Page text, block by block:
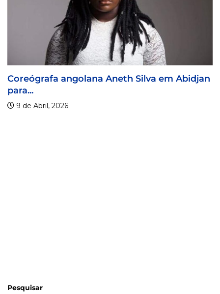
angolana Aneth Silva em Abidjan
9 de Abril, 2026
Pesquisar